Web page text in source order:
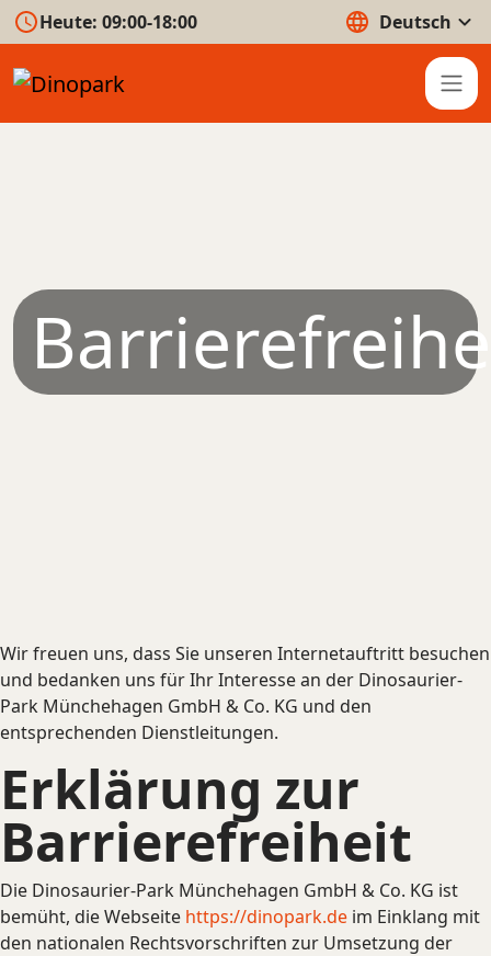
Heute: 09:00-18:00 Deutsch
Wir freuen uns, dass Sie unseren Internetauftritt besuchen
und bedanken uns für Ihr Interesse an der Dinosaurier-
Park Münchehagen GmbH & Co. KG und den
entsprechenden Dienstleitungen.
Erklärung zur
Barrierefreiheit
Die Dinosaurier-Park Münchehagen GmbH & Co. KG ist
bemüht, die Webseite https://dinopark.de im Einklang mit
den nationalen Rechtsvorschriften zur Umsetzung der